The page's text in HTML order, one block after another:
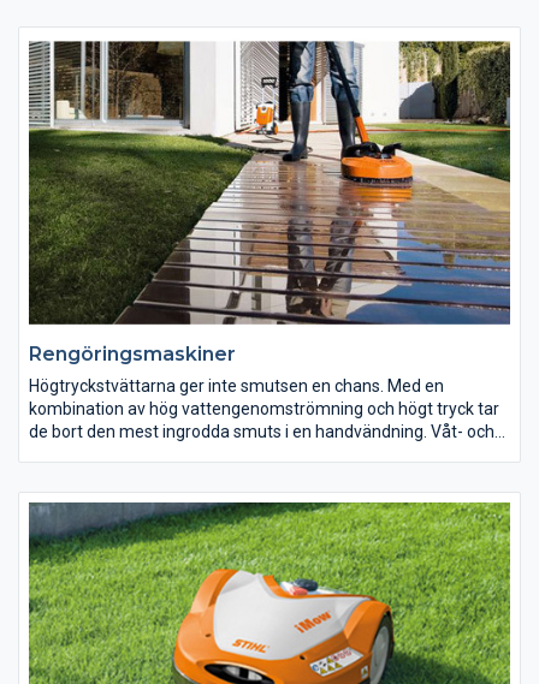
Rengöringsmaskiner
Högtryckstvättarna ger inte smutsen en chans. Med en
kombination av hög vattengenomströmning och högt tryck tar
de bort den mest ingrodda smuts i en handvändning. Våt- och